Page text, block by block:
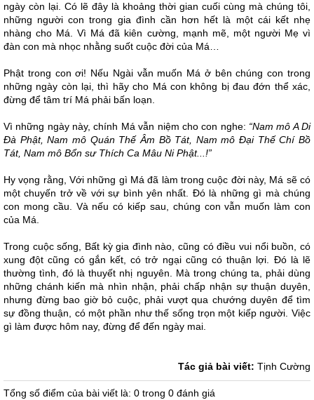
ngày còn lại. Có lẽ đây là khoảng thời gian cuối cùng mà chúng tôi,
những người con trong gia đình cần hơn hết là một cái kết nhẹ
nhàng cho Má. Vì Má đã kiên cường, mạnh mẽ, một người Mẹ vì
đàn con mà nhọc nhằng suốt cuộc đời của Má…
Phật trong con ơi! Nếu Ngài vẫn muốn Má ở bên chúng con trong
những ngày còn lại, thì hãy cho Má con không bị đau đớn thể xác,
đừng để tâm trí Má phải bấn loạn.
Vì những ngày này, chính Má vẫn niệm cho con nghe: “Nam mô A Di
Đà Phật, Nam mô Quán Thế Âm Bồ Tát, Nam mô Đại Thế Chí Bồ
Tát, Nam mô Bổn sư Thích Ca Mâu Ni Phật...!”
Hy vọng rằng, Với những gì Má đã làm trong cuộc đời này, Má sẽ có
một chuyến trở về với sự bình yên nhất. Đó là những gì mà chúng
con mong cầu. Và nếu có kiếp sau, chúng con vẫn muốn làm con
của Má.
Trong cuộc sống, Bất kỳ gia đình nào, cũng có điều vui nổi buồn, có
xung đột cũng có gắn kết, có trở ngại cũng có thuận lợi. Đó là lẽ
thường tình, đó là thuyết nhị nguyên. Mà trong chúng ta, phải dùng
những chánh kiến mà nhìn nhận, phải chấp nhận sự thuận duyên,
nhưng đừng bao giờ bỏ cuộc, phải vượt qua chướng duyên để tìm
sự đồng thuận, có một phần như thế sống trọn một kiếp người. Việc
gì làm được hôm nay, đừng để đến ngày mai.
Tác giả bài viết: Tịnh Cường
Tổng số điểm của bài viết là: 0 trong 0 đánh giá